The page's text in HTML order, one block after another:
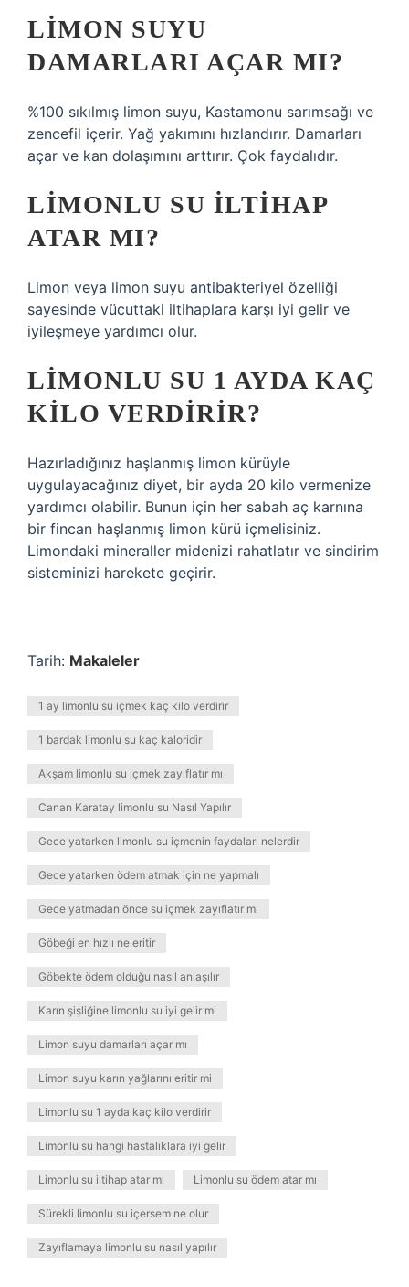
LIMON SUYU
DAMARLARI AÇAR MI?
%100 sıkılmış limon suyu, Kastamonu sarımsağı ve
zencefil içerir. Yağ yakımını hızlandırır. Damarları
açar ve kan dolaşımını arttırır. Çok faydalıdır.
LIMONLU SU ILTIHAP
ATAR MI?
Limon veya limon suyu antibakteriyel özelliği
sayesinde vücuttaki iltihaplara karşı iyi gelir ve
iyileşmeye yardımcı olur.
LIMONLU SU 1 AYDA KAÇ
KILO VERDIRIR?
Hazırladığınız haşlanmış limon kürüyle
uygulayacağınız diyet, bir ayda 20 kilo vermenize
yardımcı olabilir. Bunun için her sabah aç karnına
bir fincan haşlanmış limon kürü içmelisiniz.
Limondaki mineraller midenizi rahatlatır ve sindirim
sisteminizi harekete geçirir.
Tarih: Makaleler
1 ay limonlu su içmek kaç kilo verdirir
1 bardak limonlu su kaç kaloridir
Akşam limonlu su içmek zayıflatır mı
Canan Karatay limonlu su Nasıl Yapılır
Gece yatarken limonlu su içmenin faydaları nelerdir
Gece yatarken ödem atmak için ne yapmalı
Gece yatmadan önce su içmek zayıflatır mı
Göbeği en hızlı ne eritir
Göbekte ödem olduğu nasıl anlaşılır
Karın şişliğine limonlu su iyi gelir mi
Limon suyu damarları açar mı
Limon suyu karın yağlarını eritir mi
Limonlu su 1 ayda kaç kilo verdirir
Limonlu su hangi hastalıklara iyi gelir
Limonlu su iltihap atar mı Limonlu su ödem atar mı
Sürekli limonlu su içersem ne olur
Zayıflamaya limonlu su nasıl yapılır